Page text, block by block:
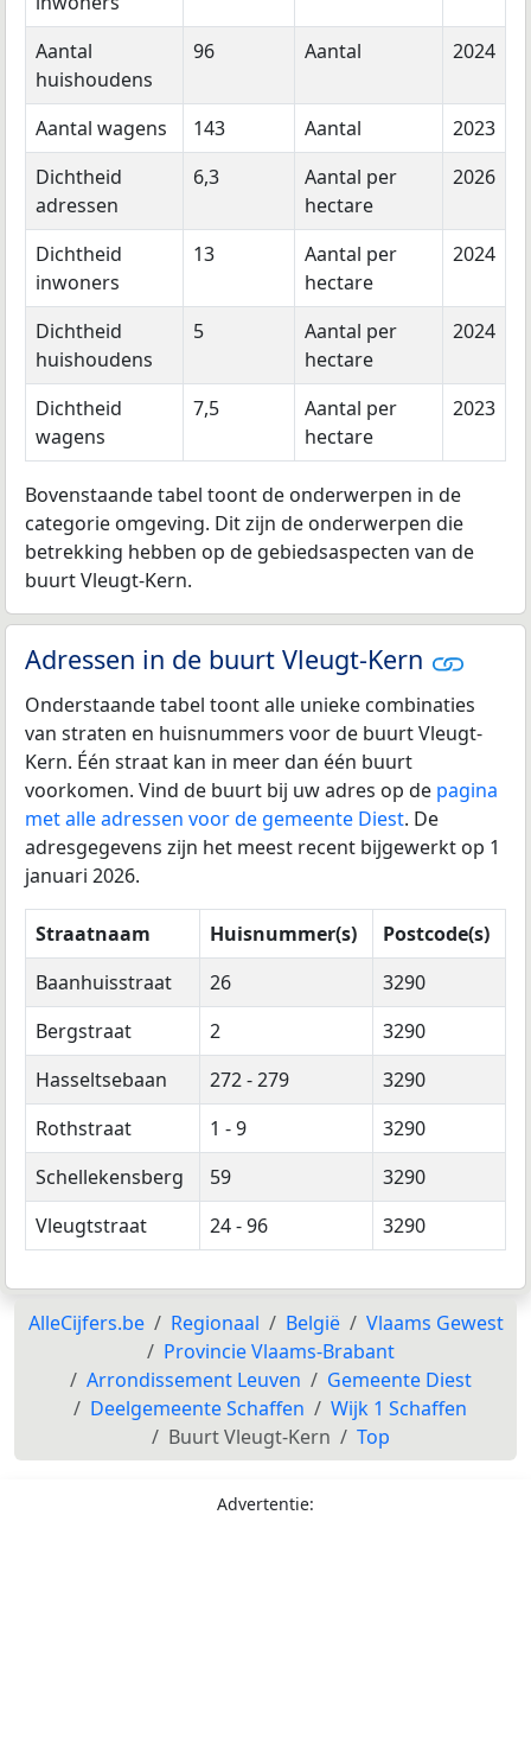
Aantal
huishoudens
96 Aantal 2024
Aantal wagens 143 Aantal
2023
Dichtheid
adressen
6,3
Aantal per
hectare
2026
Dichtheid
inwoners
13
Aantal per
hectare
2024
Dichtheid
huishoudens
5
Aantal per
hectare
2024
Dichtheid
wagens
7,5
Aantal per
hectare
2023
Bovenstaande tabel toont de onderwerpen in de
categorie omgeving. Dit zijn de onderwerpen die
betrekking hebben op de gebiedsaspecten van de
buurt Vleugt-Kern.
Adressen in de buurt Vleugt-Kern
Onderstaande tabel toont alle unieke combinaties
van straten en huisnummers voor de buurt Vleugt-
Kern. Één straat kan in meer dan één buurt
voorkomen. Vind de buurt bij uw adres op de pagina
met alle adressen voor de gemeente Diest. De
adresgegevens zijn het meest recent bijgewerkt op 1
januari 2026.
Straatnaam Huisnummer(s)
Postcode(s)
Baanhuisstraat
26
3290
Bergstraat
2
3290
Hasseltsebaan
272 - 279
3290
Rothstraat
1 - 9
3290
Schellekensberg
59
3290
Vleugtstraat
24 - 96 3290
AlleCijfers.be Regionaal België
Vlaams Gewest
Provincie Vlaams-Brabant
Arrondissement Leuven
Gemeente Diest
Deelgemeente Schaffen
Wijk 1 Schaffen
Buurt Vleugt-Kern
Top
Advertentie: